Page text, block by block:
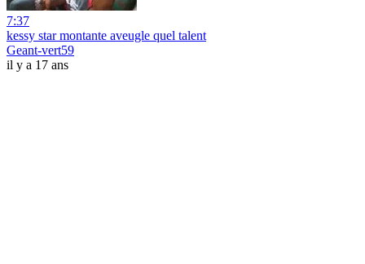
7:37
kessy star montante aveugle quel talent
Geant-vert59
il y a 17 ans